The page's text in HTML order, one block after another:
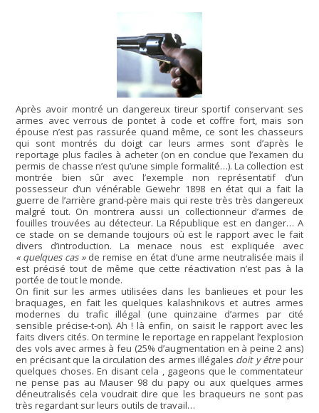
Après avoir montré un dangereux tireur sportif conservant ses
armes avec verrous de pontet à code et coffre fort, mais son
épouse n’est pas rassurée quand même, ce sont les chasseurs
qui sont montrés du doigt car leurs armes sont d’après le
reportage plus faciles à acheter (on en conclue que l’examen du
permis de chasse n’est qu’une simple formalité…). La collection est
montrée bien sûr avec l’exemple non représentatif d’un
possesseur d’un vénérable Gewehr 1898 en état qui a fait la
guerre de l’arrière grand-père mais qui reste très très dangereux
malgré tout. On montrera aussi un collectionneur d’armes de
fouilles trouvées au détecteur. La République est en danger… A
ce stade on se demande toujours où est le rapport avec le fait
divers d’introduction. La menace nous est expliquée avec
« quelques cas »de remise en état d’une arme neutralisée mais il
est précisé tout de même que cette réactivation n’est pas à la
portée de tout le monde.
On finit sur les armes utilisées dans les banlieues et pour les
braquages, en fait les quelques kalashnikovs et autres armes
modernes du trafic illégal (une quinzaine d’armes par cité
sensible précise-t-on). Ah ! là enfin, on saisit le rapport avec les
faits divers cités. On termine le reportage en rappelant l’explosion
des vols avec armes à feu (25% d’augmentation en à peine 2 ans)
en précisant que la circulation des armes illégales doit y êtrepour
quelques choses. En disant cela , gageons que le commentateur
ne pense pas au Mauser 98 du papy ou aux quelques armes
déneutralisés cela voudrait dire que les braqueurs ne sont pas
très regardant sur leurs outils de travail…